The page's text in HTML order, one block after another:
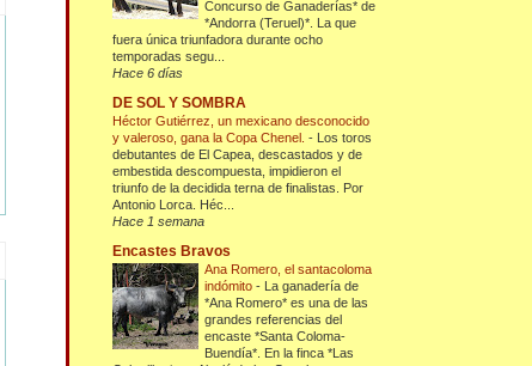
Concurso de Ganaderías* de
*Andorra (Teruel)*. La que
fuera única triunfadora durante ocho
temporadas segu...
Hace 6 días
DE SOL Y SOMBRA
Héctor Gutiérrez, un mexicano desconocido
y valeroso, gana la Copa Chenel.- Los toros
debutantes de El Capea, descastados y de
embestida descompuesta, impidieron el
triunfo de la decidida terna de finalistas. Por
Antonio Lorca. Héc...
Hace 1 semana
Encastes Bravos
Ana Romero, el santacoloma
indómito- La ganadería de
*Ana Romero* es una de las
grandes referencias del
encaste *Santa Coloma-
Buendía*. En la finca *Las